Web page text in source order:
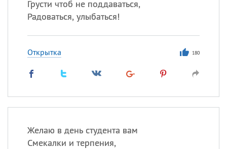
Грусти чтоб не поддаваться,
Радоваться, улыбаться!
Открытка 180
Желаю в день студента вам
Смекалки и терпения,